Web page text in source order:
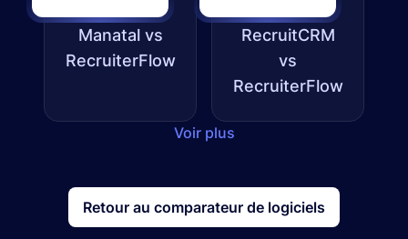
Manatal vs
RecruiterFlow
RecruitCRM
vs
RecruiterFlow
Voir plus
Retour au comparateur de logiciels